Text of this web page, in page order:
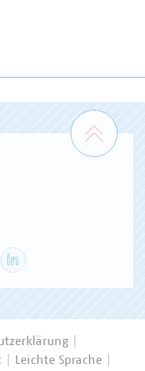
Zum
Leichte Sprache